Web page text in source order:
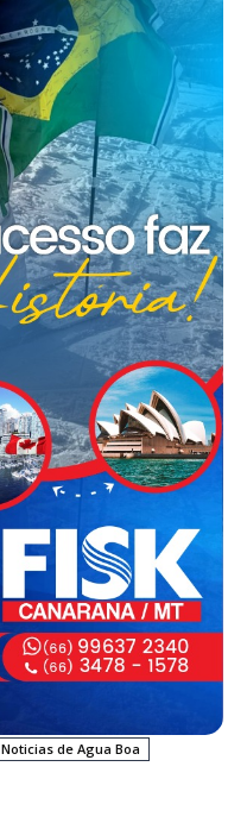
Noticias de Agua Boa